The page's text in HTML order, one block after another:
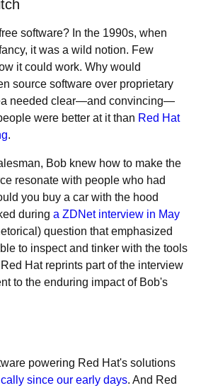
software? In the 1990s, when
it was a wild notion. Few
it could work. Why would
source software over proprietary
needed clear—and convincing—
were better at it than Red Hat
.
Bob knew how to make the
resonate with people who had
you buy a car with the hood
during a ZDNet interview in May
question that emphasized
to inspect and tinker with the tools
Hat reprints part of the interview
to the enduring impact of Bob's
powering Red Hat's solutions
since our early days. And Red